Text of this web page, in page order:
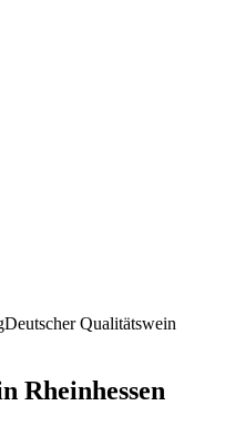
Deutscher Qualitätswein
Rheinhessen